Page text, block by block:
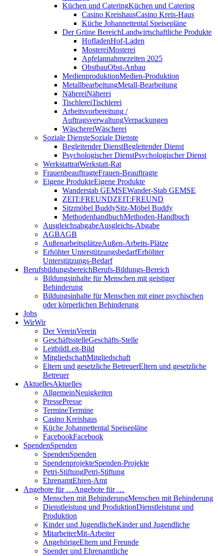
Küchen und CateringKüchen und Catering
Casino KreishausCasino Kreis-Haus
Küche Johannettental Speisepläne
Der Grüne BereichLandwirtschaftliche Produkte
HofladenHof-Laden
MostereiMosterei
Apfelannahmezeiten 2025
ObstbauObst-Anbau
MedienproduktionMedien-Produktion
MetallbearbeitungMetall-Bearbeitung
NähereiNäherei
TischlereiTischlerei
Arbeitsvorbereitung /
AuftragsverwaltungVerpackungen
WäschereiWäscherei
Soziale DiensteSoziale Dienste
Begleitender DienstBegleitender Dienst
Psychologischer DienstPsychologischer Dienst
WerkstattratWerkstatt-Rat
FrauenbeauftragteFrauen-Beauftragte
Eigene ProdukteEigene Produkte
Wanderstab GEMSEWander-Stab GEMSE
ZEIT:FREUNDZEIT:FREUND
Sitzmöbel BuddySitz-Möbel Buddy
MethodenhandbuchMethoden-Handbuch
AusgleichsabgabeAusgleichs-Abgabe
AGBAGB
AußenarbeitsplätzeAußen-Arbeits-Plätze
Erhöhter UnterstützungsbedarfErhöhter
Unterstützungs-Bedarf
BerufsbildungsbereichBerufs-Bildungs-Bereich
Bildungsinhalte für Menschen mit geistiger
Behinderung
Bildungsinhalte für Menschen mit einer psychischen
oder körperlichen Behinderung
Jobs
WirWir
Der VereinVerein
GeschäftsstelleGeschäfts-Stelle
LeitbildLeit-Bild
MitgliedschaftMitgliedschaft
Eltern und gesetzliche BetreuerEltern und gesetzliche
Betreuer
AktuellesAktuelles
AllgemeinNeuigkeiten
PressePresse
TermineTermine
Casino Kreishaus
Küche Johannettental Speisepläne
FacebookFacebook
SpendenSpenden
SpendenSpenden
SpendenprojekteSpenden-Projekte
Petri-StiftungPetri-Stiftung
EhrenamtEhren-Amt
Angebote für …Angebote für …
Menschen mit BehinderungMenschen mit Behinderung
Dienstleistung und ProduktionDienstleistung und
Produktion
Kinder und JugendlicheKinder und Jugendliche
MitarbeiterMit-Arbeiter
AngehörigeEltern und Freunde
Spender und Ehrenamtliche